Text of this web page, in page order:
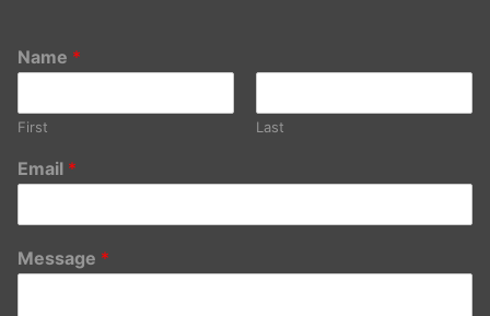
Name *
First Last
Email *
Message *